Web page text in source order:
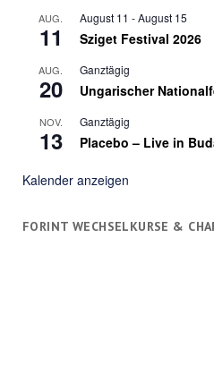
AUG.
11
August 11 -August 15
Sziget Festival 2026
AUG.
20
Ganztägig
Ungarischer
NOV.
13
Ganztägig
Placebo – Live in
Kalender anzeigen
FORINT WECHSELKURSE &